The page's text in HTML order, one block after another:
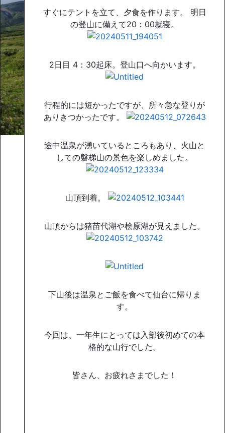
すぐにテントを立て、夕食を作ります。 明日
の登山に備えて20：00就寝。
2日目 4：30起床。登山口へ向かいます。
行程的には短かったですが、所々急な登りが
ありきつかったです。
途中温泉が湧いているところもあり、火山と
しての磐梯山の景色を楽しめました。
山頂到着。
山頂からは猪苗代湖や桧原湖が見えました。
下山後は温泉とご飯を食べて仙台に帰りま
す。
今回は、一年生にとっては入部後初めての本
格的な山行でした。
皆さん、お疲れさまでした！